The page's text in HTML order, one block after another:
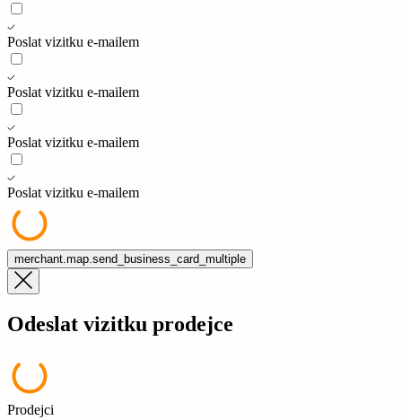
Poslat vizitku e-mailem
Poslat vizitku e-mailem
Poslat vizitku e-mailem
Poslat vizitku e-mailem
merchant.map.send_business_card_multiple
Odeslat vizitku prodejce
Prodejci